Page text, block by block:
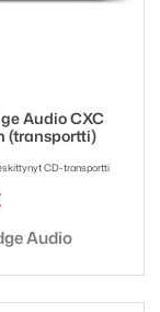
Audio CXC
(transportti)
CD-transportti
Audio